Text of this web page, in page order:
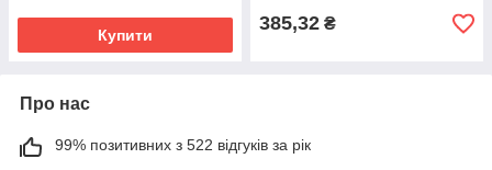
Купити
385,32 ₴
Про нас
99% позитивних з 522 відгуків за рік